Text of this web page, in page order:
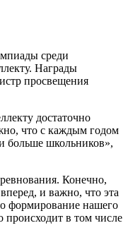
среди
Награды
просвещения
достаточно
что с каждым годом
больше школьников»,
Конечно,
и важно, что эта
формирование нашего
происходит в том числе